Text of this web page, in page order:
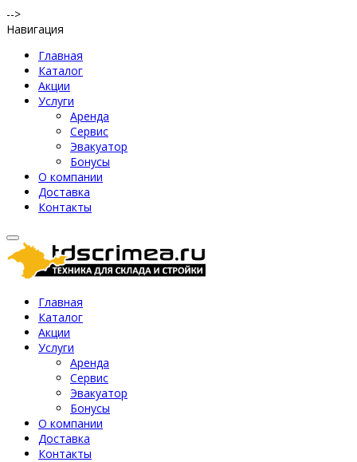
-->
Навигация
Главная
Каталог
Акции
Услуги
Аренда
Сервис
Эвакуатор
Бонусы
О компании
Доставка
Контакты
Главная
Каталог
Акции
Услуги
Аренда
Сервис
Эвакуатор
Бонусы
О компании
Доставка
Контакты